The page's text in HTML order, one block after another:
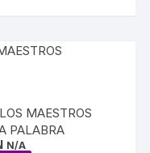
MAESTROS
PALABRA
N/A